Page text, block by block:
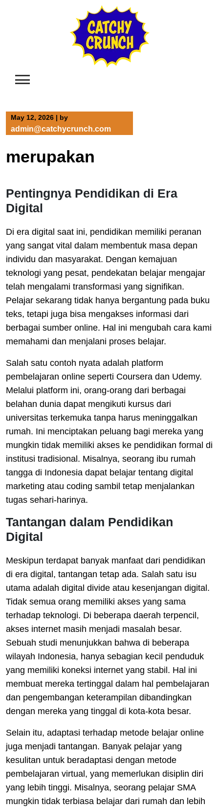
May 12, 2026 | by
admin@catchycrunch.com
merupakan
Pentingnya Pendidikan di Era
Digital
Di era digital saat ini, pendidikan memiliki peranan
yang sangat vital dalam membentuk masa depan
individu dan masyarakat. Dengan kemajuan
teknologi yang pesat, pendekatan belajar mengajar
telah mengalami transformasi yang signifikan.
Pelajar sekarang tidak hanya bergantung pada buku
teks, tetapi juga bisa mengakses informasi dari
berbagai sumber online. Hal ini mengubah cara kami
memahami dan menjalani proses belajar.
Salah satu contoh nyata adalah platform
pembelajaran online seperti Coursera dan Udemy.
Melalui platform ini, orang-orang dari berbagai
belahan dunia dapat mengikuti kursus dari
universitas terkemuka tanpa harus meninggalkan
rumah. Ini menciptakan peluang bagi mereka yang
mungkin tidak memiliki akses ke pendidikan formal di
institusi tradisional. Misalnya, seorang ibu rumah
tangga di Indonesia dapat belajar tentang digital
marketing atau coding sambil tetap menjalankan
tugas sehari-harinya.
Tantangan dalam Pendidikan
Digital
Meskipun terdapat banyak manfaat dari pendidikan
di era digital, tantangan tetap ada. Salah satu isu
utama adalah digital divide atau kesenjangan digital.
Tidak semua orang memiliki akses yang sama
terhadap teknologi. Di beberapa daerah terpencil,
akses internet masih menjadi masalah besar.
Sebuah studi menunjukkan bahwa di beberapa
wilayah Indonesia, hanya sebagian kecil penduduk
yang memiliki koneksi internet yang stabil. Hal ini
membuat mereka tertinggal dalam hal pembelajaran
dan pengembangan keterampilan dibandingkan
dengan mereka yang tinggal di kota-kota besar.
Selain itu, adaptasi terhadap metode belajar online
juga menjadi tantangan. Banyak pelajar yang
kesulitan untuk beradaptasi dengan metode
pembelajaran virtual, yang memerlukan disiplin diri
yang lebih tinggi. Misalnya, seorang pelajar SMA
mungkin tidak terbiasa belajar dari rumah dan lebih